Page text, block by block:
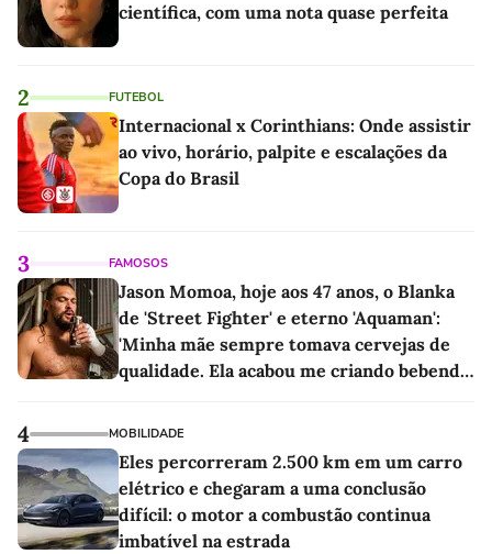
científica, com uma nota quase perfeita
2 FUTEBOL
Internacional x Corinthians: Onde assistir
ao vivo, horário, palpite e escalações da
Copa do Brasil
3 FAMOSOS
Jason Momoa, hoje aos 47 anos, o Blanka
de 'Street Fighter' e eterno 'Aquaman':
'Minha mãe sempre tomava cervejas de
qualidade. Ela acabou me criando bebendo
4 MOBILIDADE
Eles percorreram 2.500 km em um carro
elétrico e chegaram a uma conclusão
difícil: o motor a combustão continua
imbatível na estrada